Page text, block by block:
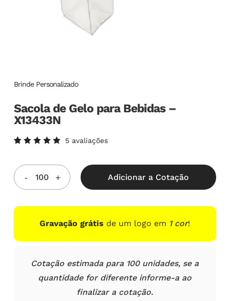
Brinde Personalizado
Sacola de Gelo para Bebidas –
X13433N
5.00de
5, com
baseado
em
clientes
5avaliações
Adicionar a Cotação
Gravação grátis de um logo em 1 cor!
Cotação estimada para 100 unidades, se a
quantidade for diferente informe-a ao
finalizar a cotação.